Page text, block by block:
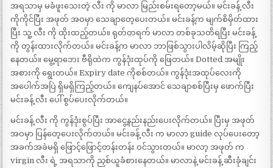
အရသာမှ မခံဖူးသေးတဲ့ လီး ကို မာလာ မြည်းစမ်းရတော့မယ်။ မင်းခန့် လီး
ကိုကိုင်ပြီး အဖုတ် အဝမှာ သေချာတေ့ပေးတယ်။ မင်းခန့်က မျက်စိမှိတ်ထား
ပြီး သူ့ လီး ကို ထိုးထည့်တယ်။ ရုတ်တရက် မာလာ တစ်ခုသတိရပြီး မင်းခန့်
ကို တွန်းထားလိုက်တယ်။ မင်းခန့်က မာလာ ဘာဖြစ်သွားပါလိမ့်ဆိုပြီး ကြည့်
နေတယ်။ မွေ့ရာဘေး ဗီရိုထဲက ကွန်ဒုံးထုပ်ကို ဖြေတယ်။ Dotted အမျိုး
အစားကို ရွေးတယ်။ Expiry date ကိုစစ်တယ်။ ကွန်ဒုံးအထုပ်လေးကို
အပေါက်အပြဲ ရှိမရှိကြည့်တယ်။ ကျေနပ်အောင် သေချာစစ်ပြီးမှ ဖောက်ပြီး
မင်းခန့် လီး ပေါ် စွပ်ပေးလိုက်တယ်။
မင်းခန့် လီး ကို ကွန်ဒုံးစွပ်ပြီး အာငွေ့နည်းနည်းပေးလိုက်တယ်။ ပြီးမှ အဖုတ်
အဝမှာ ပြန်တေ့ပေးလိုက်တယ်။ မင်းခန့် လီး က မာလာ guide လုပ်ပေးတော့
အခက်အခဲမရှိ ဖြောင့်ဖြောင့်တန်းတန်း ဝင်သွားတယ်။ မာလာ့ အဖုတ် က
virgin လီး ရဲ့ အရသာကို ညှစ်ယူခံစားနေတယ်။ မာလာနဲ့ မင်းခန့် ဆီးခုံချင်း